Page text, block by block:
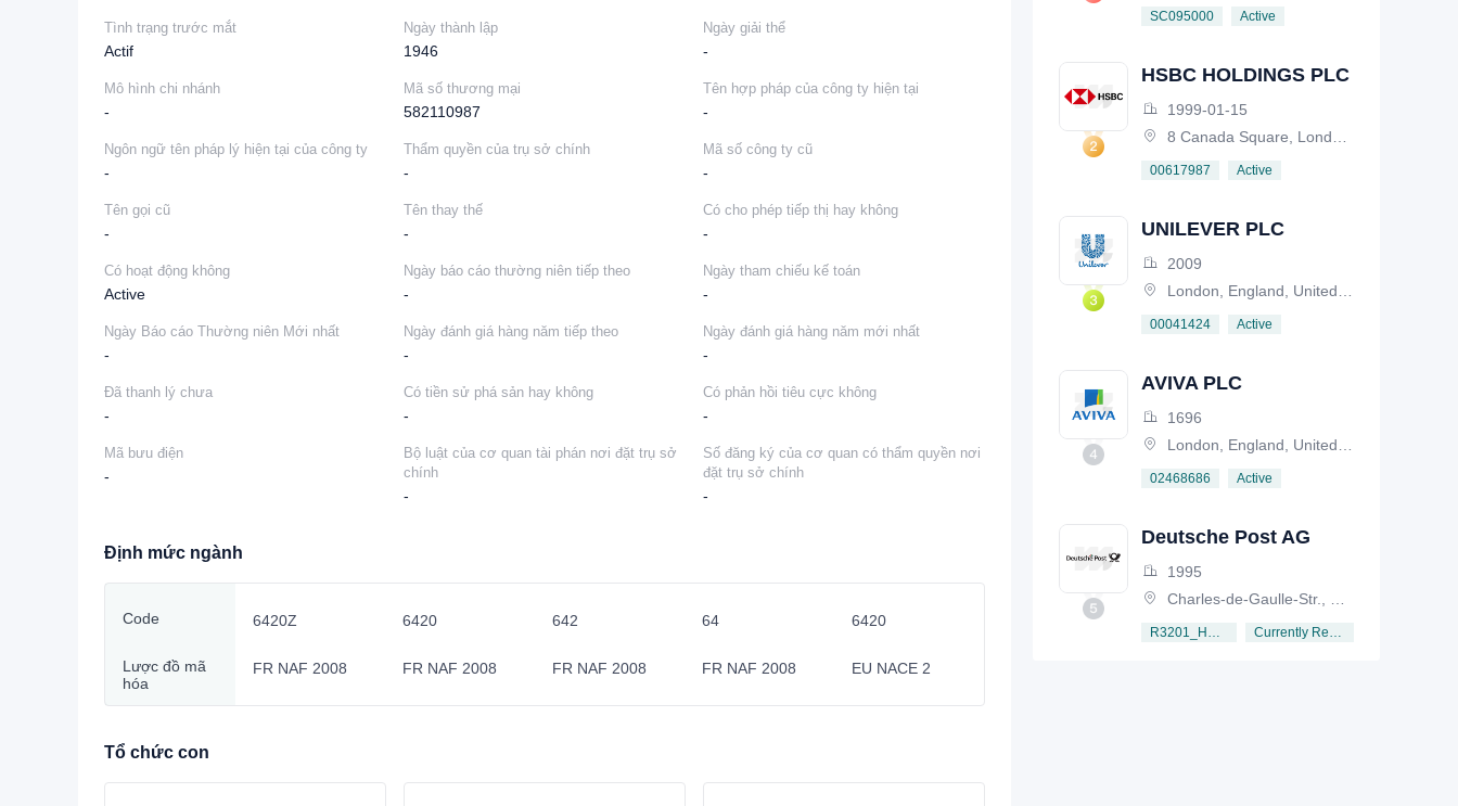
Tình trạng trước mắt
Actif
Ngày thành lập
1946
Ngày giải thể
-
Mô hình chi nhánh
-
Mã số thương mại
582110987
Tên hợp pháp của công ty hiện tại
-
Ngôn ngữ tên pháp lý hiện tại của công ty
-
Thẩm quyền của trụ sở chính
-
Mã số công ty cũ
-
Tên gọi cũ
-
Tên thay thế
-
Có cho phép tiếp thị hay không
-
Có hoạt động không
Active
Ngày báo cáo thường niên tiếp theo
-
Ngày tham chiếu kế toán
-
Ngày Báo cáo Thường niên Mới nhất
-
Ngày đánh giá hàng năm tiếp theo
-
Ngày đánh giá hàng năm mới nhất
-
Đã thanh lý chưa
-
Có tiền sử phá sản hay không
-
Có phản hồi tiêu cực không
-
Mã bưu điện
-
Bộ luật của cơ quan tài phán nơi đặt trụ sở
chính
-
Số đăng ký của cơ quan có thẩm quyền nơi
đặt trụ sở chính
-
Định mức ngành
Code
Lược đồ mã
hóa
6420Z
FR NAF 2008
6420
FR NAF 2008
642
FR NAF 2008
64
FR NAF 2008
6420
EU NACE 2
Tổ chức con
SC095000 Active
HSBC HOLDINGS PLC
1999-01-15
8 Canada Square, London, E14 5HQ, United Kingdom
00617987 Active
UNILEVER PLC
2009
London, England, United Kingdom
00041424 Active
AVIVA PLC
1696
London, England, United Kingdom
02468686 Active
Deutsche Post AG
1995
Charles-de-Gaulle-Str., Germany
R3201_HRB6792